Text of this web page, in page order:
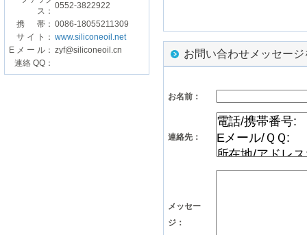
ス：
0552-3822922
携 帯： 0086-18055211309
サ イ ト： www.siliconeoil.net
E メ ー ル： zyf@siliconeoil.cn
連絡 QQ：
お問い合わせメッセー
お名前：
連絡先：
メッセー
ジ：